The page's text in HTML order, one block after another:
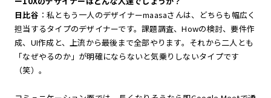
日比谷 ：私ともう一人のデザイナーmaasaさんは、どちらも幅広く
担当するタイプのデザイナーです。課題調査、Howの検討、要件作
成、UI作成と、上流から最後まで全部やります。それから二人とも
「なぜやるのか」が明確にならないと気乗りしないタイプです
（笑）。